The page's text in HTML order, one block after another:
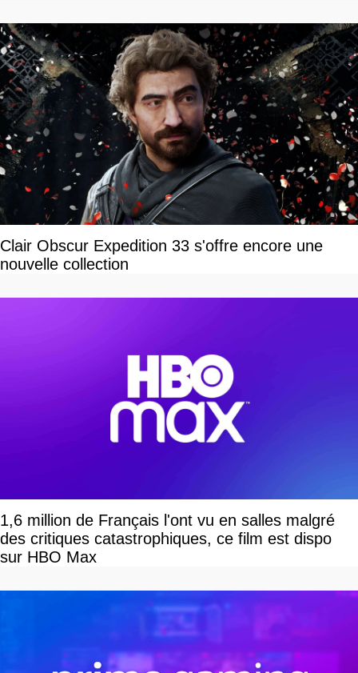
Clair Obscur Expedition 33 s'offre encore une
nouvelle collection
1,6 million de Français l'ont vu en salles malgré
des critiques catastrophiques, ce film est dispo
sur HBO Max